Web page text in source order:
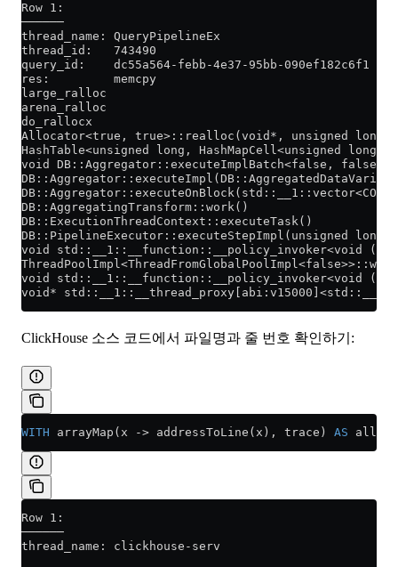
Row 1:
──────
thread_name: QueryPipelineEx
thread_id:   743490
query_id:    dc55a564-febb-4e37-95bb-090ef182c6f1
res:         memcpy
large_ralloc
arena_ralloc
do_rallocx
Allocator<true, true>::realloc(void*, unsigned long,
HashTable<unsigned long, HashMapCell<unsigned
void DB::Aggregator::executeImplBatch<false, false,
DB::AggregatingTransform::work()
DB::ExecutionThreadContext::executeTask()
DB::PipelineExecutor::executeStepImpl(unsigned
void std::__1::__function::__policy_invoker<void
void std::__1::__function::__policy_invoker<void
void*
ClickHouse 소스 코드에서 파일명과 줄 번호 확인하기:
WITH arrayMap(x -> addressToLine(x), trace) AS all,
Row 1:
──────
thread_name: clickhouse-serv